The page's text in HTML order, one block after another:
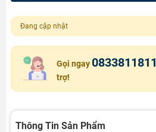
Đang cập nhật
Gọi ngay 0833811811
trợ!
Thông Tin Sản Phẩm